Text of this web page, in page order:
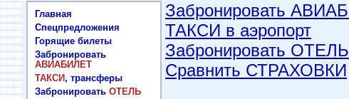
Главная
Спецпредложения
Горящие билеты
Забронировать
АВИАБИЛЕТ
ТАКСИ, трансферы
Забронировать ОТЕЛЬ
Забронировать
ТАКСИ в аэропорт
Забронировать ОТЕЛЬ
Сравнить СТРАХОВКИ